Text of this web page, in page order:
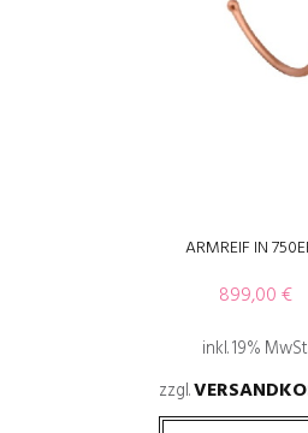
ARMREIF IN
899,00€
inkl. 19% MwSt.
zzgl.